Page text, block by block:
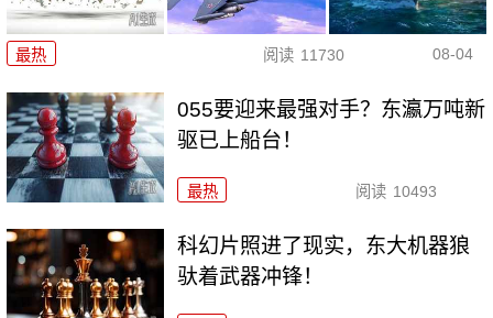
最热 阅读 11730 08-04
055要迎来最强对手？东瀛万吨新
驱已上船台！
最热 阅读 10493
科幻片照进了现实，东大机器狼
驮着武器冲锋！